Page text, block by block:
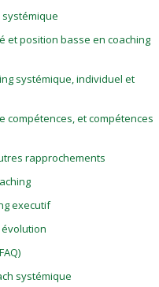
systémique
et position basse en coaching
systémique, individuel et
compétences, et compétences
rapprochements
executif
évolution
systémique